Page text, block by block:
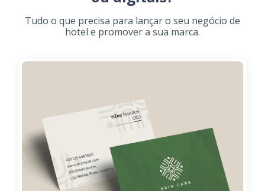
Tudo o que precisa para lançar o seu negócio de
hotel e promover a sua marca.